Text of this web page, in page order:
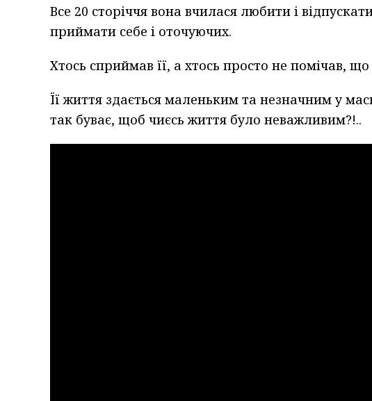
Все 20 сторіччя вона вчилася любити і
приймати себе і оточуючих.
Хтось сприймав її, а хтось просто не помічав, що
Її життя здається маленьким та незначним у
так буває, щоб чиєсь життя було неважливим?!..